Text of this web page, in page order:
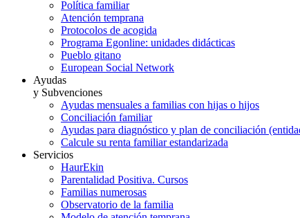
Política familiar
Atención temprana
Protocolos de acogida
Programa Egonline: unidades didácticas
Pueblo gitano
European Social Network
Ayudas
y Subvenciones
Ayudas mensuales a familias con hijas o hijos
Conciliación familiar
Ayudas para diagnóstico y plan de conciliación
Calcule su renta familiar estandarizada
Servicios
HaurEkin
Parentalidad Positiva. Cursos
Familias numerosas
Observatorio de la familia